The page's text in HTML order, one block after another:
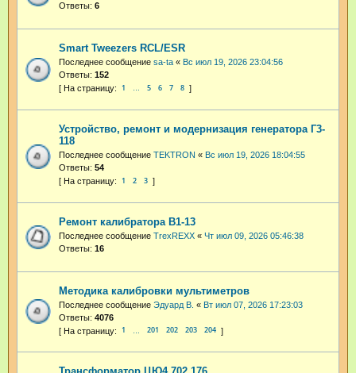
Ответы: 6
Smart Tweezers RCL/ESR
Последнее сообщение sa-ta « Вс июл 19, 2026 23:04:56
Ответы: 152
1 … 5 6 7 8
Устройство, ремонт и модернизация генератора Г3-
118
Последнее сообщение TEKTRON « Вс июл 19, 2026 18:04:55
Ответы: 54
1 2 3
Ремонт калибратора В1-13
Последнее сообщение TrexREXX « Чт июл 09, 2026 05:46:38
Ответы: 16
Методика калибровки мультиметров
Последнее сообщение Эдуард В. « Вт июл 07, 2026 17:23:03
Ответы: 4076
1 201 202 203 204